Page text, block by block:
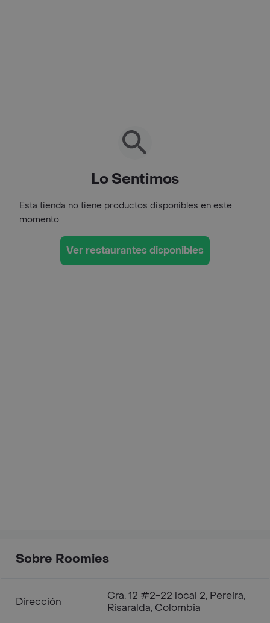
Lo Sentimos
Esta tienda no tiene productos disponibles en este
momento.
Ver restaurantes disponibles
Sobre Roomies
Dirección
Cra. 12 #2-22 local 2, Pereira,
Risaralda, Colombia